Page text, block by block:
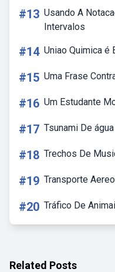
#13 Usando A
Intervalos
#14 Uniao Quimica é
#15 Uma Frase
#16 Um Estudante
#17 Tsunami De
#18 Trechos De
#19 Transporte
#20 Tráfico De
Related Posts